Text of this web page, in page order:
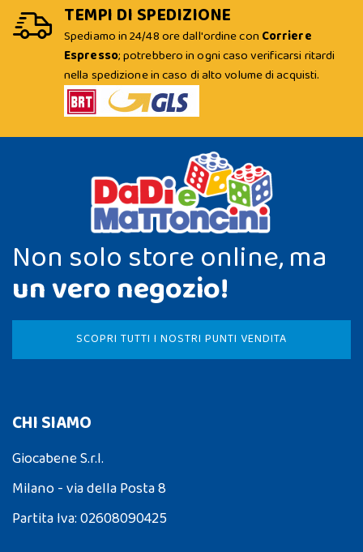
TEMPI DI SPEDIZIONE
Spediamo in 24/48 ore dall'ordine con Corriere
Espresso; potrebbero in ogni caso verificarsi ritardi
nella spedizione in caso di alto volume di acquisti.
Non solo store online, ma
un vero negozio!
SCOPRI TUTTI I NOSTRI PUNTI VENDITA
CHI SIAMO
Giocabene S.r.l.
Milano - via della Posta 8
Partita Iva: 02608090425